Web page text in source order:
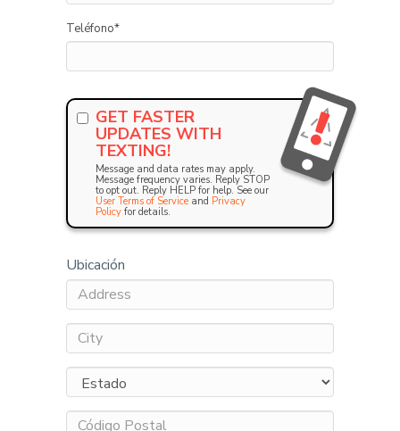
Teléfono*
GET FASTER
UPDATES WITH
TEXTING!
Message and data rates may apply.
Message frequency varies. Reply STOP
to opt out. Reply HELP for help. See our
User Terms of Service and Privacy
Policy for details.
Ubicación